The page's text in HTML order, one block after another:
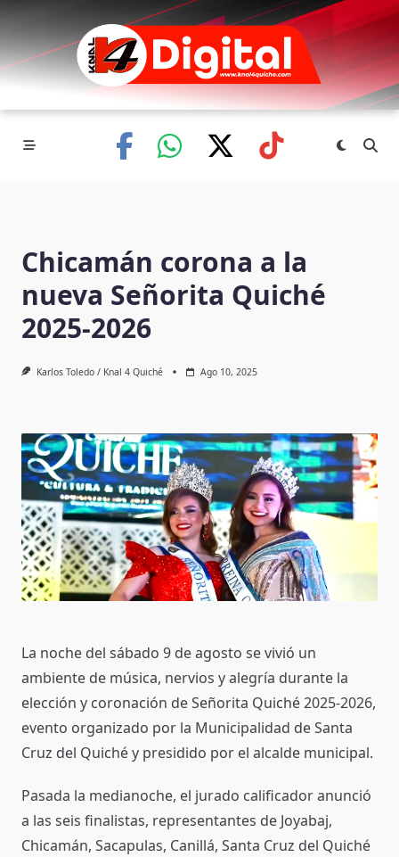
Skip
content
Chicamán corona a la
nueva Señorita Quiché
2025-2026
Karlos Toledo / Knal 4 Quiché Ago 10, 2025
La noche del sábado 9 de agosto se vivió un
ambiente de música, nervios y alegría durante la
elección y coronación de Señorita Quiché 2025-2026,
evento organizado por la Municipalidad de Santa
Cruz del Quiché y presidido por el alcalde municipal.
Pasada la medianoche, el jurado calificador anunció
a las seis finalistas, representantes de Joyabaj,
Chicamán, Sacapulas, Canillá, Santa Cruz del Quiché